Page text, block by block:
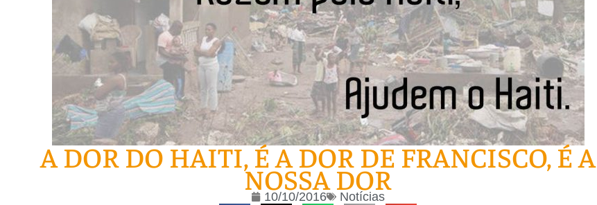
A DOR DO HAITI, É A DOR DE FRANCISCO, É A
NOSSA DOR
10/10/2016 Notícias